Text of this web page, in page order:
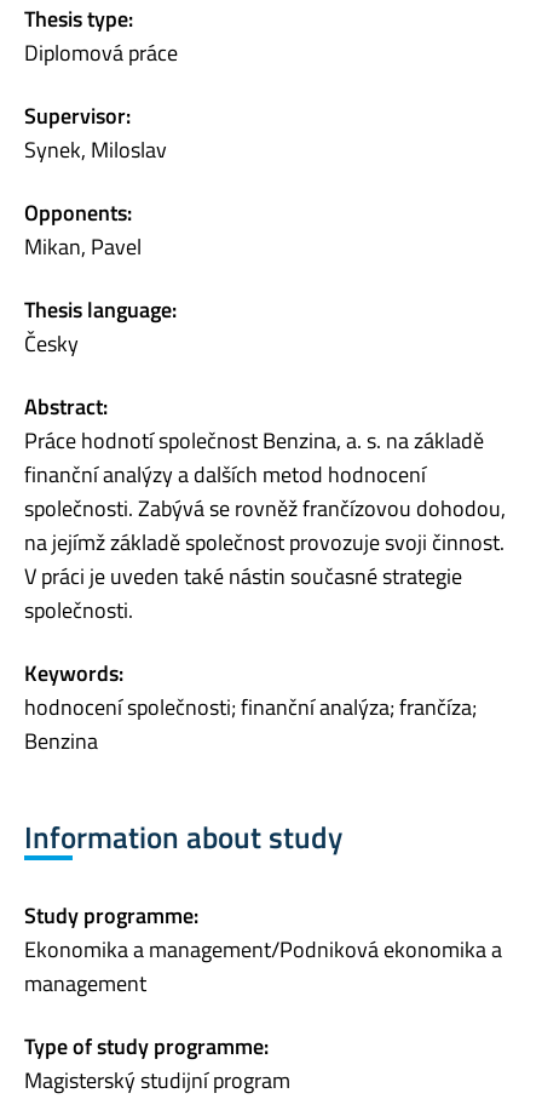
Thesis type:
Diplomová práce
Supervisor:
Synek, Miloslav
Opponents:
Mikan, Pavel
Thesis language:
Česky
Abstract:
Práce hodnotí společnost Benzina, a. s. na základě
finanční analýzy a dalších metod hodnocení
společnosti. Zabývá se rovněž frančízovou dohodou,
na jejímž základě společnost provozuje svoji činnost.
V práci je uveden také nástin současné strategie
společnosti.
Keywords:
hodnocení společnosti; finanční analýza; frančíza;
Benzina
Information about study
Study programme:
Ekonomika a management/Podniková ekonomika a
management
Type of study programme:
Magisterský studijní program